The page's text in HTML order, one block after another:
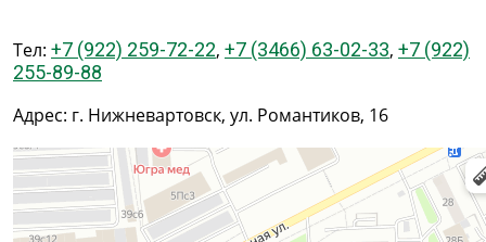
Тел: +7 (922) 259-72-22, +7 (3466) 63-02-33, +7 (922)
255-89-88
Адрес: г. Нижневартовск, ул. Романтиков, 16